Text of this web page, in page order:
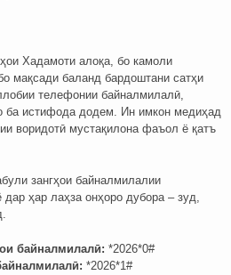
Хадамоти алоқа, бо камоли
мақсади баланд бардоштани сатҳи
телефонии байналмилалӣ,
ба истифода додем. Ин имкон медиҳад
воридотӣ мустақилона фаъол ё қатъ
зангҳои байналмилалии
ҳар лаҳза онҳоро дубора – зуд,
байналмилалӣ: *2026*0#
*2026*1#